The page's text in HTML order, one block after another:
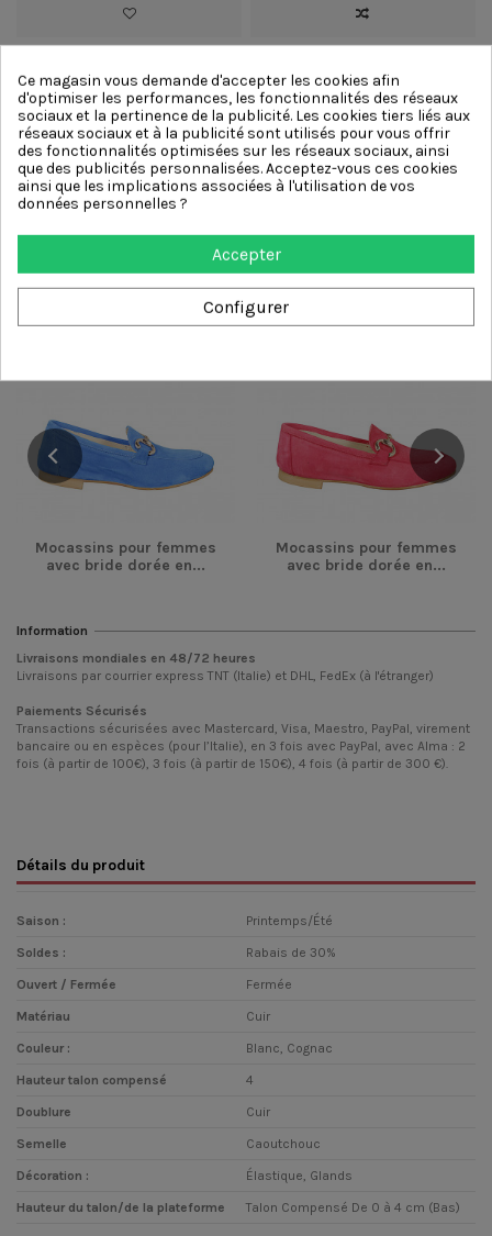
>Couleur :Blanc, Cognac
>Talon:4 cm[?]
>DoublureCuir
>SemelleCaoutchouc
>Décoration : Élastique, Glands
Autres produits de la même
catégorie
Mocassins pour femmes
avec bride dorée en...
-36,00 €
Mocassins pour femmes
avec bride dorée en...
-36,00 €
Information
Livraisons mondiales en 48/72 heures
Livraisons par courrier express TNT (Italie) et DHL, FedEx (à l'étranger)
Paiements Sécurisés
Transactions sécurisées avec Mastercard, Visa, Maestro, PayPal, virement
bancaire ou en espèces (pour l’Italie), en 3 fois avec PayPal, avec Alma : 2
fois (à partir de 100€), 3 fois (à partir de 150€), 4 fois (à partir de 300 €).
Détails du produit
Saison : Printemps/Été
Soldes : Rabais de 30%
Ouvert / Fermée Fermée
Matériau Cuir
Couleur : Blanc, Cognac
Hauteur talon compensé 4
Doublure Cuir
Semelle Caoutchouc
Décoration : Élastique, Glands
Hauteur du talon/de la plateforme Talon Compensé De 0 à 4 cm (Bas)
Ce magasin vous demande d'accepter les cookies afin
d'optimiser les performances, les fonctionnalités des réseaux
sociaux et la pertinence de la publicité. Les cookies tiers liés aux
réseaux sociaux et à la publicité sont utilisés pour vous offrir
des fonctionnalités optimisées sur les réseaux sociaux, ainsi
que des publicités personnalisées. Acceptez-vous ces cookies
ainsi que les implications associées à l'utilisation de vos
données personnelles ?
Accepter
Configurer